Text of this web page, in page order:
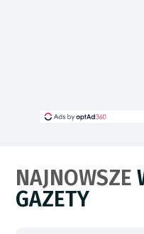
NAJNOWSZE
GAZETY